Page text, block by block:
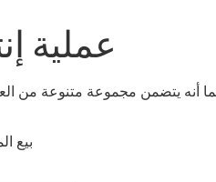
عملية
كما أنه يتضمن مجموعة متنوعة من